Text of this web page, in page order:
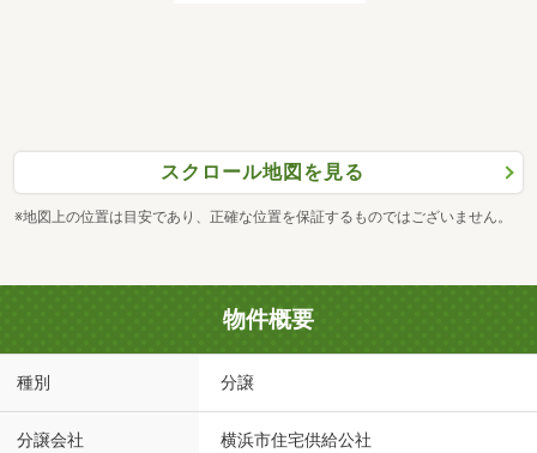
スクロール地図を見る
※地図上の位置は目安であり、正確な位置を保証するものではございません。
物件概要
種別 分譲
分譲会社 横浜市住宅供給公社